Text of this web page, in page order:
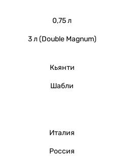
0,75 л
3 л (Double Magnum)
Кьянти
Шабли
Италия
Россия